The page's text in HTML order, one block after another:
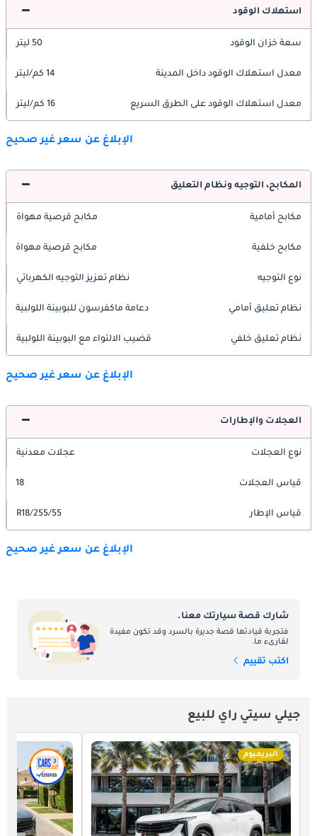
استهلاك الوقود
سعة خزان الوقود 50 ليتر
معدل استهلاك الوقود داخل المدينة 14 كم/ليتر
معدل استهلاك الوقود على الطرق السريع 16 كم/ليتر
الإبلاغ عن سعر غير صحيح
المكابح، التوجيه ونظام التعليق
مكابح أمامية مكابح قرصية مهواة
مكابح خلفية مكابح قرصية مهواة
نوع التوجيه نظام تعزيز التوجيه الكهربائي
نظام تعليق أمامي دعامة ماكفرسون للبوبينة اللولبية
نظام تعليق خلفي قضيب الالتواء مع البوبينة اللولبية
الإبلاغ عن سعر غير صحيح
العجلات والإطارات
نوع العجلات عجلات معدنية
قياس العجلات 18
قياس الإطار 255/55/R18
الإبلاغ عن سعر غير صحيح
شارك قصة سيارتك معنا.
فتجربة قيادتها قصة جديرة بالسرد وقد تكون مفيدة
لقارىء ما.
اكتب تقييم
جيلي سيتي راي للبيع
البريميوم